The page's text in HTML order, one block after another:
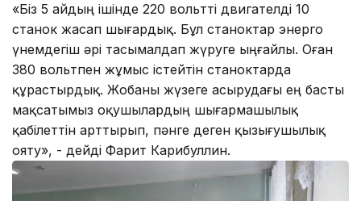
«Біз 5 айдың ішінде 220 вольтті двигателді 10
станок жасап шығардық. Бұл станоктар энерго
үнемдегіш әрі тасымалдап жүруге ыңғайлы. Оған
380 вольтпен жұмыс істейтін станоктарда
құрастырдық. Жобаны жүзеге асырудағы ең басты
мақсатымыз оқушылардың шығармашылық
қабілеттін арттырып, пәнге деген қызығушылық
ояту», - дейді Фарит Карибуллин.